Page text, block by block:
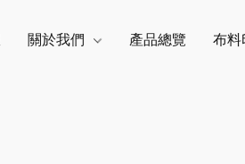
關於我們 產品總覽 布